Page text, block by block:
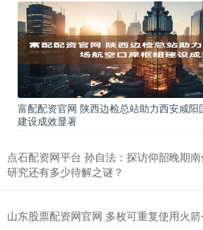
富配配资官网 陕西边检总站助力西安咸阳
建设成效显著
点石配资网平台 孙自法：探访仰韶晚期
研究还有多少待解之谜？
山东股票配资网官网 多枚可重复使用火